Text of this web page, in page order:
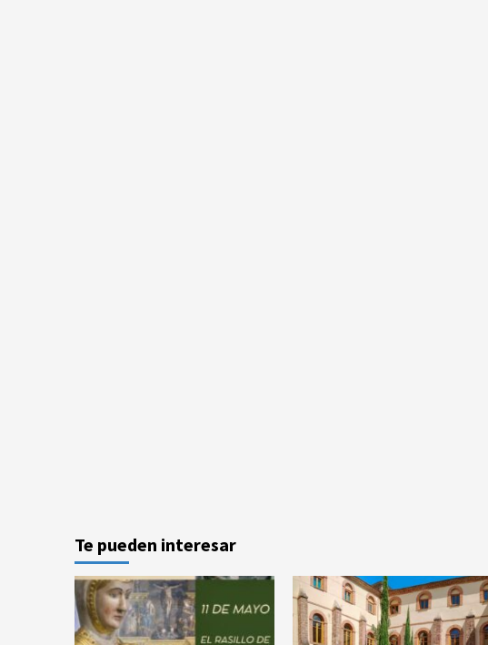
Te pueden interesar